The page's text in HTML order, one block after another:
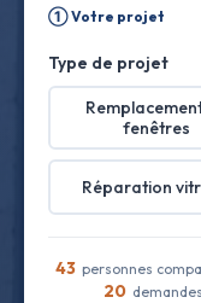
① Votre projet
Type de projet
fenêtres
Réparation
43 personnes
20